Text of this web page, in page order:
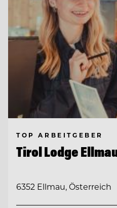
TOP ARBEITGEBER
Tirol Lodge
6352 Ellmau, Österreich